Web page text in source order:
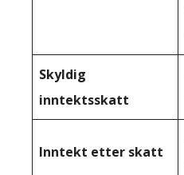
Skyldig
inntektsskatt
Inntekt etter skatt